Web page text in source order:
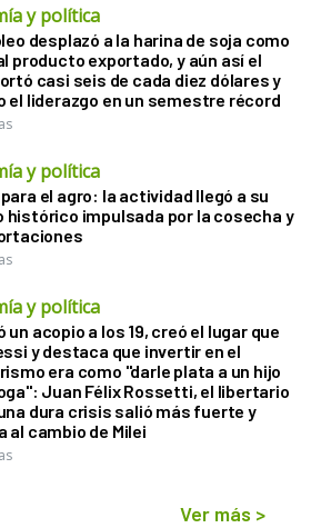
y política
desplazó a la harina de soja como
producto exportado, y aún así el
casi seis de cada diez dólares y
el liderazgo en un semestre récord
y política
el agro: la actividad llegó a su
histórico impulsada por la cosecha y
y política
un acopio a los 19, creó el lugar que
y destaca que invertir en el
era como "darle plata a un hijo
Juan Félix Rossetti, el libertario
dura crisis salió más fuerte y
al cambio de Milei
Ver más >